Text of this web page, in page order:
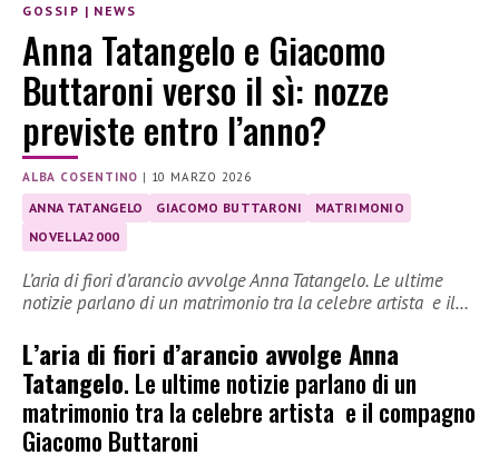
GOSSIP | NEWS
Anna Tatangelo e Giacomo
Buttaroni verso il sì: nozze
previste entro l’anno?
ALBA COSENTINO | 10 MARZO 2026
ANNA TATANGELO GIACOMO BUTTARONI
MATRIMONIO
NOVELLA2000
L’aria di fiori d’arancio avvolge Anna Tatangelo. Le ultime
notizie parlano di un matrimonio tra la celebre artista e il…
L’aria di fiori d’arancio avvolge Anna
Tatangelo. Le ultime notizie parlano di un
matrimonio tra la celebre artista e il compagno
Giacomo Buttaroni